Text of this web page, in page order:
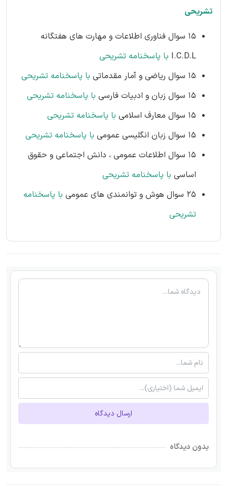
تشریحی
۱۵ سوال فناوری اطلاعات و مهارت های هفتگانه
I.C.D.L با پاسخنامه تشریحی
۱۵ سوال ریاضی و آمار مقدماتی
با پاسخنامه تشریحی
۱۵ سوال زبان و ادبیات فارسی
با پاسخنامه تشریحی
۱۵ سوال معارف اسلامی
با پاسخنامه تشریحی
۱۵ سوال زبان انگلیسی عمومی
با پاسخنامه تشریحی
۱۵ سوال اطلاعات عمومی ، دانش اجتماعی و حقوق
اساسی با پاسخنامه تشریحی
۲۵ سوال هوش و توانمندی های عمومی
با پاسخنامه
تشریحی
ارسال دیدگاه
بدون دیدگاه